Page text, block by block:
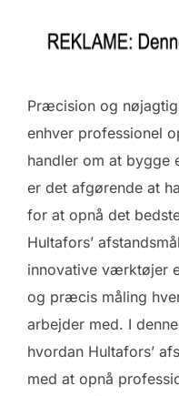
Præcision og
enhver professionel
handler om at bygge
er det afgørende at
for at opnå det
Hultafors’
innovative værktøjer
og præcis måling
arbejder med. I
hvordan Hultafors’
med at opnå